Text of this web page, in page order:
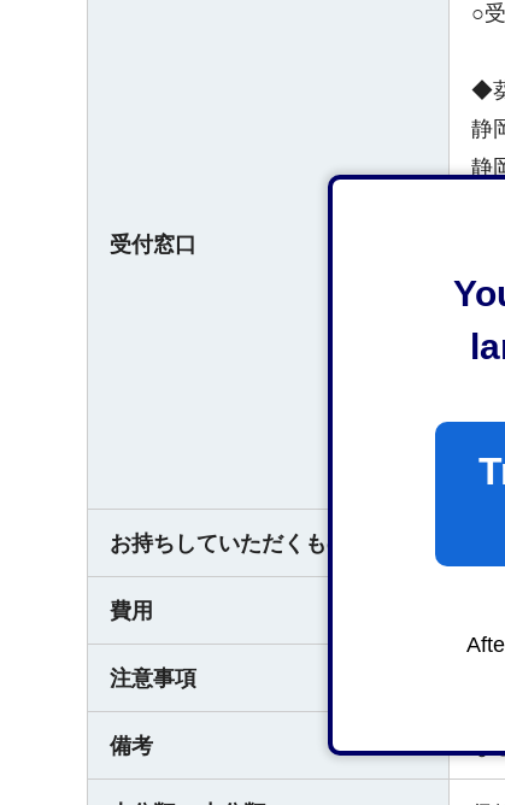
受付窓口
○
◆
静
静
静
お持ちしていただくもの
費用
注意事項
備考 な